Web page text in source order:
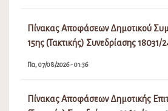
Πίνακας Αποφάσεων Δημοτικού
15ης (Τακτικής) Συνεδρίασης 18031/
Πα, 07/08/2026 - 01:36
Πίνακας Αποφάσεων Δημοτικής